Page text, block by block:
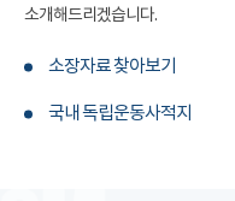
소개해드리겠습니다.
소장자료 찾아보기
국내 독립운동사적지